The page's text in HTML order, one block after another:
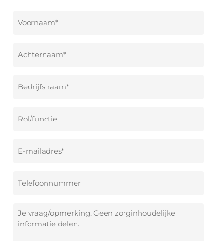
Voornaam
Achternaam *
Bedrijfsnaam
Rol/functie
E-
Telefoonnummer
Je
vraag/opmerking